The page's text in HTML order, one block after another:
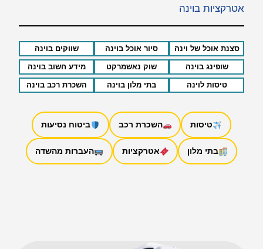
אטרקציות בוינה
סצנת אוכל של וינה סיור אוכל בוינה שווקים בוינה
שופינג בוינה שוק נאשמרקט מידע חשוב בוינה
טיסות לוינה בתי מלון בוינה השכרת רכב בוינה
טיסות השכרת רכב ביטוח נסיעות
בתי מלון אטרקציות העברות מהשדה